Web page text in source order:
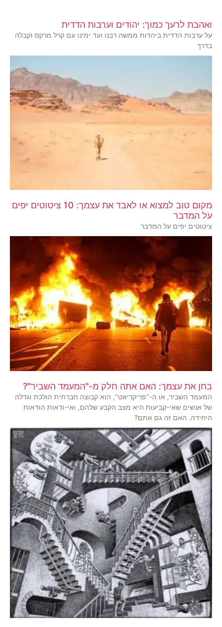
ואהבת לרעך כמוך: יהודים וערבות הדדית
על ערבות הדדית ביהדות ממשה רבנו ועד ימינו עם קרל מרקס וקבלה
בדרך
מקום טוב למצוא או לאבד את עצמך: 10 ציטוטים יפים
על המדבר
ציטוטים יפים על המדבר
בחן את עצמך: האם אתה חלק מ-"המעמד השביר"?
המעמד השביר, או ה-"פריקריאט", הוא קבוצה חברתית הולכת וגדלה
של אנשים שאי-קביעות היא מצב הקבע שלהם, ואי-ודאות הודאות
היחידה. האם זה גם אתם?